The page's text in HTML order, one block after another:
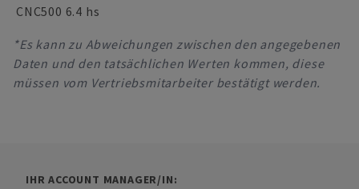
CNC500 6.4 hs
*Es kann zu Abweichungen zwischen den angegebenen
Daten und den tatsächlichen Werten kommen, diese
müssen vom Vertriebsmitarbeiter bestätigt werden.
IHR ACCOUNT MANAGER/IN: